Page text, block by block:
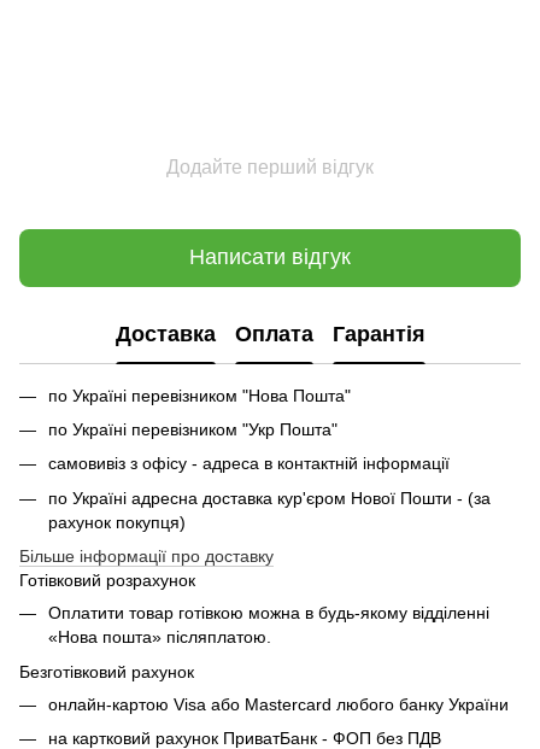
Додайте перший відгук
Написати відгук
Доставка Оплата Гарантія
по Україні перевізником "Нова Пошта"
по Україні перевізником "Укр Пошта"
самовивіз з офісу - адреса в контактній інформації
по Україні адресна доставка кур'єром Нової Пошти - (за
рахунок покупця)
Більше інформації про доставку
Готівковий розрахунок
Оплатити товар готівкою можна в будь-якому відділенні
«Нова пошта» післяплатою.
Безготівковий рахунок
онлайн-картою Visa або Mastercard любого банку України
на картковий рахунок ПриватБанк - ФОП без ПДВ